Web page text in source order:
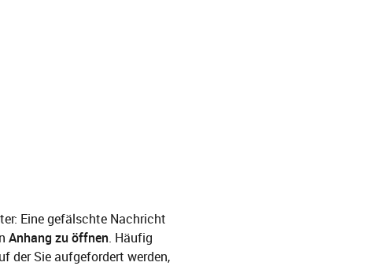
Eine gefälschte Nachricht
Anhang zu öffnen. Häufig
der Sie aufgefordert werden,